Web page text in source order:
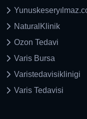
NaturalKlinik
Ozon Tedavi
Varis Bursa
Varistedavisiklinigi
Varis Tedavisi